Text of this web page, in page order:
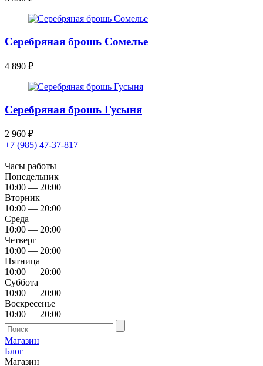
Серебряная брошь Сомелье
4 890 ₽
Серебряная брошь Гусыня
2 960 ₽
+7 (985) 47-37-817
Часы работы
Понедельник
10:00 — 20:00
Вторник
10:00 — 20:00
Среда
10:00 — 20:00
Четверг
10:00 — 20:00
Пятница
10:00 — 20:00
Суббота
10:00 — 20:00
Воскресенье
10:00 — 20:00
Магазин
Блог
Магазин